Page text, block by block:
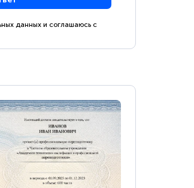
данных и соглашаюсь с